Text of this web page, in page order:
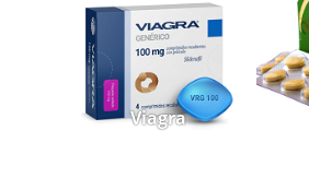
Viagra